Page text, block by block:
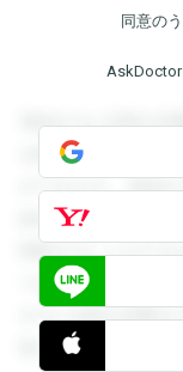
同意の
登録すると回答を
を閲覧することが
ができます。登録
録すると回答を閲
閲覧することがで
できます。登録す
すると回答を閲覧
覧することができま